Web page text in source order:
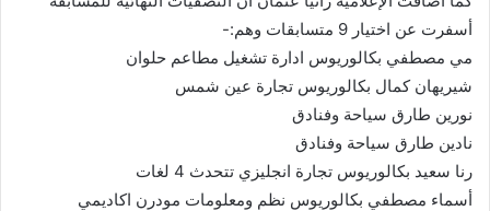
أسفرت عن اختيار 9 متسابقات وهم:-
مي مصطفي بكالوريوس ادارة تشغيل مطاعم حلوان
شيريهان كمال بكالوريوس تجارة عين شمس
نورين طارق سياحة وفنادق
نادين طارق سياحة وفنادق
رنا سعيد بكالوريوس تجارة انجليزي تتحدث 4 لغات
أسماء مصطفي بكالوريوس نظم ومعلومات مودرن اكاديمي